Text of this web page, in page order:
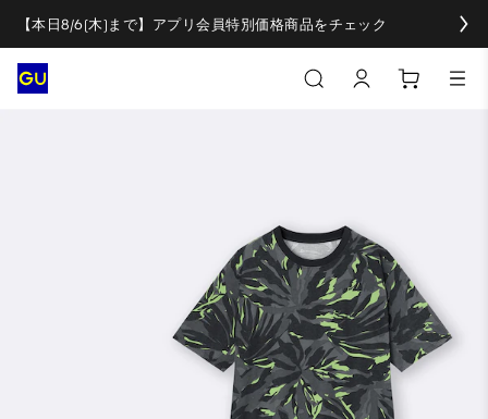
【本日8/6(木)まで】アプリ会員特別価格商品をチェック